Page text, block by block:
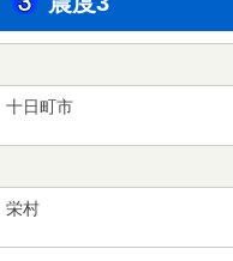
十日町市
栄村